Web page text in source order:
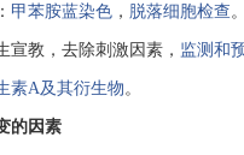
甲苯胺蓝染色 ， 脱落细胞检查。
宣教 ， 去除刺激 因素 ， 监测和
素A及其衍生物。
的因素